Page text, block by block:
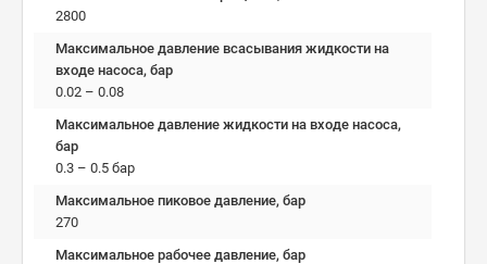
2800
Максимальное давление всасывания жидкости на
входе насоса, бар
0.02 – 0.08
Максимальное давление жидкости на входе насоса,
бар
0.3 – 0.5 бар
Максимальное пиковое давление, бар
270
Максимальное рабочее давление, бар